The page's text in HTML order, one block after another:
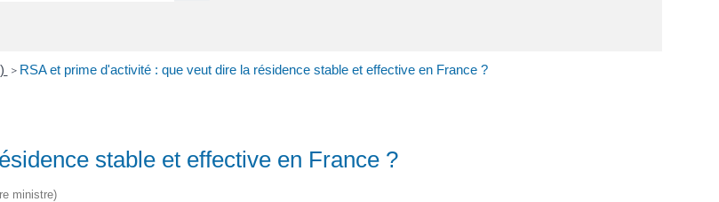
> RSA et prime d'activité : que veut dire la résidence stable et effective en France ?
stable et effective en France ?
ministre)